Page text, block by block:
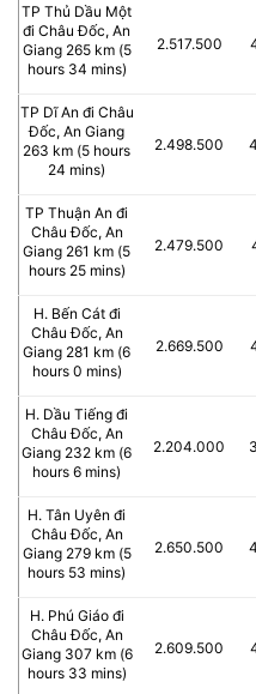
TP Thủ Dầu Một
đi Châu Đốc, An
Giang 265 km (5
hours 34 mins)
2.517.500
TP Dĩ An đi Châu
Đốc, An Giang
263 km (5 hours
24 mins)
2.498.500
TP Thuận An đi
Châu Đốc, An
Giang 261 km (5
hours 25 mins)
2.479.500
H. Bến Cát đi
Châu Đốc, An
Giang 281 km (6
hours 0 mins)
2.669.500
H. Dầu Tiếng đi
Châu Đốc, An
Giang 232 km (6
hours 6 mins)
2.204.000
H. Tân Uyên đi
Châu Đốc, An
Giang 279 km (5
hours 53 mins)
2.650.500
H. Phú Giáo đi
Châu Đốc, An
Giang 307 km (6
hours 33 mins)
2.609.500